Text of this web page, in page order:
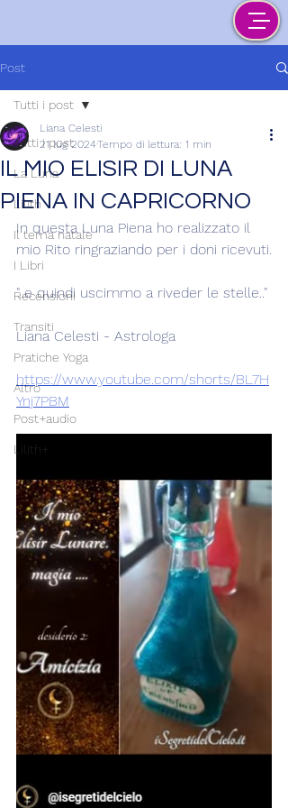
Post
Tutti i post
La Luna
Lilith
Il tema natale
I Libri
Recensioni
Transiti
Pratiche Yoga
Altro
Post+audio
Lilith+
Tutti i post
IL MIO ELISIR DI LUNA
PIENA IN CAPRICORNO
Liana Celesti
21 lug 2024Tempo di lettura: 1 min
In questa Luna Piena ho realizzato il
mio Rito ringraziando per i doni ricevuti.
"..e quindi uscimmo a riveder le stelle.."
Liana Celesti - Astrologa
https://www.youtube.com/shorts/BL7H
Ynj7PBM